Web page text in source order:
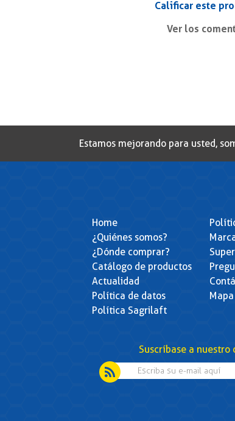
Calificar este
Ver los
Estamos mejorando para usted,
Home
¿Quiénes somos?
¿Dónde comprar?
Catálogo de productos
Actualidad
Política de datos
Política Sagrilaft
Suscríbase a nuestro